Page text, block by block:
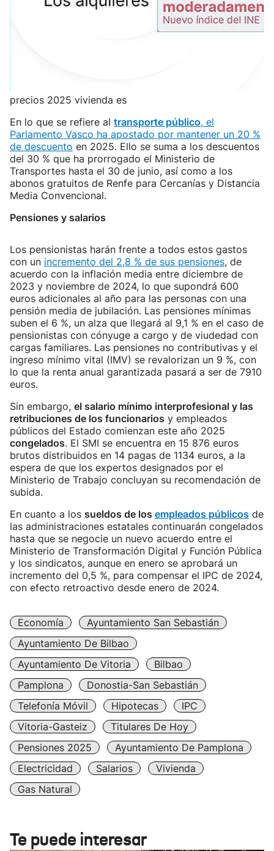
precios 2025 vivienda es
En lo que se refiere al transporte público, el
Parlamento Vasco ha apostado por mantener un 20 %
de descuento en 2025. Ello se suma a los descuentos
del 30 % que ha prorrogado el Ministerio de
Transportes hasta el 30 de junio, así como a los
abonos gratuitos de Renfe para Cercanías y Distancia
Media Convencional.
Pensiones y salarios
Los pensionistas harán frente a todos estos gastos
con un incremento del 2,8 % de sus pensiones, de
acuerdo con la inflación media entre diciembre de
2023 y noviembre de 2024, lo que supondrá 600
euros adicionales al año para las personas con una
pensión media de jubilación. Las pensiones mínimas
suben el 6 %, un alza que llegará al 9,1 % en el caso de
pensionistas con cónyuge a cargo y de viudedad con
cargas familiares. Las pensiones no contributivas y el
ingreso mínimo vital (IMV) se revalorizan un 9 %, con
lo que la renta anual garantizada pasará a ser de 7910
euros.
Sin embargo, el salario mínimo interprofesional y las
retribuciones de los funcionarios y empleados
públicos del Estado comienzan este año 2025
congelados. El SMI se encuentra en 15 876 euros
brutos distribuidos en 14 pagas de 1134 euros, a la
espera de que los expertos designados por el
Ministerio de Trabajo concluyan su recomendación de
subida.
En cuanto a los sueldos de los empleados públicos de
las administraciones estatales continuarán congelados
hasta que se negocie un nuevo acuerdo entre el
Ministerio de Transformación Digital y Función Pública
y los sindicatos, aunque en enero se aprobará un
incremento del 0,5 %, para compensar el IPC de 2024,
con efecto retroactivo desde enero de 2024.
Economía
Ayuntamiento San Sebastián
Ayuntamiento De Bilbao
Ayuntamiento De Vitoria
Bilbao
Pamplona
Donostia-San Sebastián
Telefonía Móvil
Hipotecas
IPC
Vitoria-Gasteiz
Titulares De Hoy
Pensiones 2025
Ayuntamiento De Pamplona
Electricidad
Salarios
Vivienda
Gas Natural
Te puede interesar